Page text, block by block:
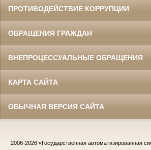
ПРОТИВОДЕЙСТВИЕ КОРРУПЦИИ
ОБРАЩЕНИЯ ГРАЖДАН
ВНЕПРОЦЕССУАЛЬНЫЕ ОБРАЩЕНИЯ
КАРТА САЙТА
ОБЫЧНАЯ ВЕРСИЯ САЙТА
2006-2026 «Государственная автоматизированная